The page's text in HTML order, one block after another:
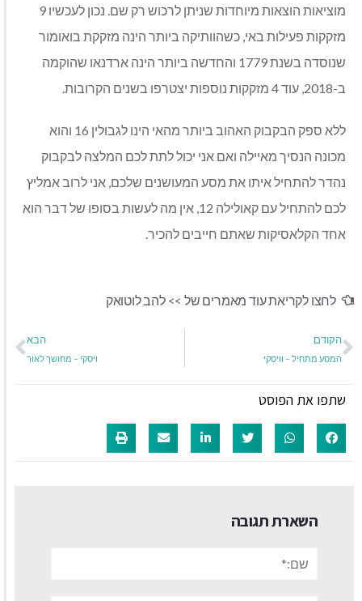
מוציאות הוצאות מיוחדות שניתן לרכוש רק שם. נכון לעכשיו 9
מזקקות פעילות באי, כשהוותיקה ביותר הינה מזקקת בואומור
שנוסדה בשנת 1779 והחדשה ביותר הינה ארדנאו שהוקמה
ב-2018, עוד 4 מזקקות נוספות יצטרפו בשנים הקרובות.
ללא ספק הבקבוק האהוב ביותר מהאי הינו לגבולין 16 והוא
מכונה הנסיך מאיילה ואם אני יכול לתת לכם המלצה לבקבוק
נהדר להתחיל איתו את מסע המעושנים שלכם, אני לרוב אמליץ
לכם להתחיל עם קאולילה 12, אין מה לעשות בסופו של דבר הוא
אחד הקלאסיקות שאתם חייבים להכיר.
לחצו לקריאת עוד מאמרים של >> להב לוטואק
הקודם
המסע מתחיל – וויסקי
הבא
ויסקי – מחושך לאור
שתפו את הפוסט
השארת תגובה